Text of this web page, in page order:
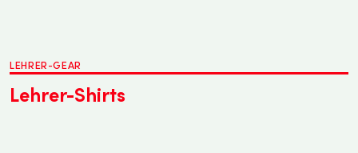
LEHRER-GEAR
Lehrer-Shirts